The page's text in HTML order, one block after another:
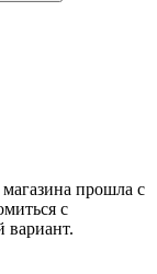
прошла с
с
вариант.